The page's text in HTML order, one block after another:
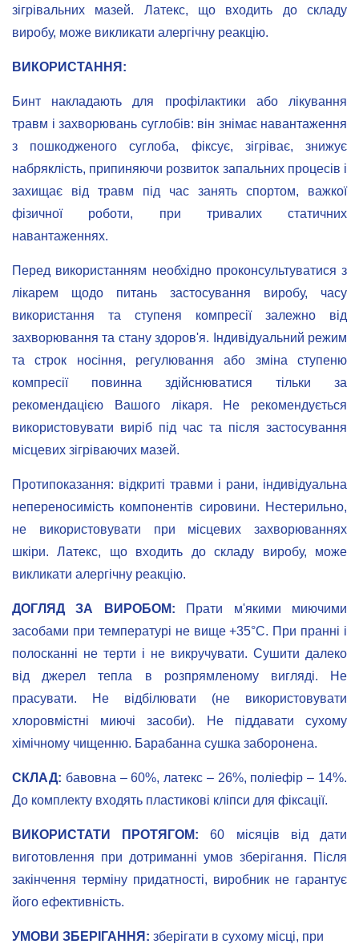
зігрівальних мазей. Латекс, що входить до складу
виробу, може викликати алергічну реакцію.
ВИКОРИСТАННЯ:
Бинт накладають для профілактики або лікування
травм і захворювань суглобів: він знімає навантаження
з пошкодженого суглоба, фіксує, зігріває, знижує
набряклість, припиняючи розвиток запальних процесів і
захищає від травм під час занять спортом, важкої
фізичної роботи, при тривалих статичних
навантаженнях.
Перед використанням необхідно проконсультуватися з
лікарем щодо питань застосування виробу, часу
використання та ступеня компресії залежно від
захворювання та стану здоров'я. Індивідуальний режим
та строк носіння, регулювання або зміна ступеню
компресії повинна здійснюватися тільки за
рекомендацією Вашого лікаря. Не рекомендується
використовувати виріб під час та після застосування
місцевих зігріваючих мазей.
Протипоказання: відкриті травми і рани, індивідуальна
непереносимість компонентів сировини. Нестерильно,
не використовувати при місцевих захворюваннях
шкіри. Латекс, що входить до складу виробу, може
викликати алергічну реакцію.
ДОГЛЯД ЗА ВИРОБОМ: Прати м'якими миючими
засобами при температурі не вище +35°С. При пранні і
полосканні не терти і не викручувати. Сушити далеко
від джерел тепла в розпрямленому вигляді. Не
прасувати. Не відбілювати (не використовувати
хлоровмістні миючі засоби). Не піддавати сухому
хімічному чищенню. Барабанна сушка заборонена.
СКЛАД: бавовна – 60%, латекс – 26%, поліефір – 14%.
До комплекту входять пластикові кліпси для фіксації.
ВИКОРИСТАТИ ПРОТЯГОМ: 60 місяців від дати
виготовлення при дотриманні умов зберігання. Після
закінчення терміну придатності, виробник не гарантує
його ефективність.
УМОВИ ЗБЕРІГАННЯ: зберігати в сухому місці, при